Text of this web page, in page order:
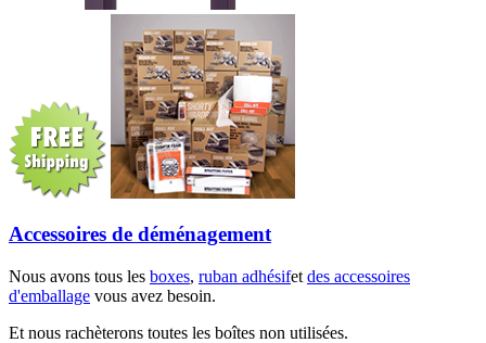
Accessoires de déménagement
Nous avons tous les boxes, ruban adhésifet des accessoires
d'emballage vous avez besoin.
Et nous rachèterons toutes les boîtes non utilisées.